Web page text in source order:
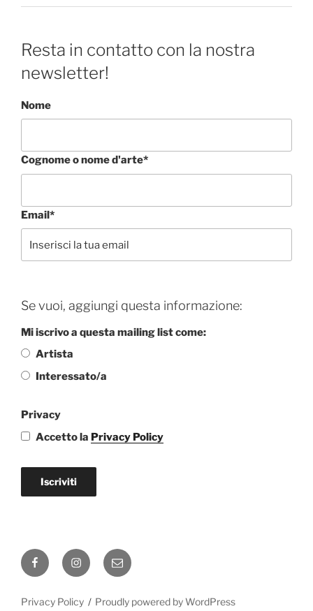
Resta in contatto con la nostra
newsletter!
Nome
Cognome o nome d'arte*
Email*
Se vuoi, aggiungi questa informazione:
Mi iscrivo a questa mailing list come:
Artista
Interessato/a
Privacy
Accetto la Privacy Policy
Iscriviti
FacebookInstagramEmail
Privacy Policy Proudly powered by WordPress